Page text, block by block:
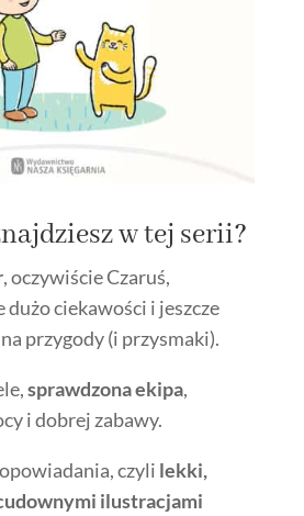
w tej serii?
, oczywiście Czaruś,
dużo ciekawości i jeszcze
przygody (i przysmaki).
sprawdzona ekipa,
i dobrej zabawy.
czyli lekki,
ilustracjami